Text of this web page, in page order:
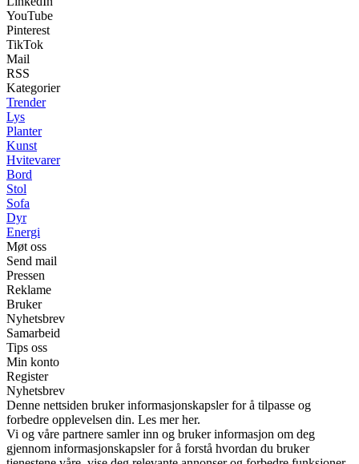
YouTube
Pinterest
TikTok
Mail
RSS
Kategorier
Trender
Lys
Planter
Kunst
Hvitevarer
Bord
Stol
Sofa
Dyr
Energi
Møt oss
Send mail
Pressen
Reklame
Bruker
Nyhetsbrev
Samarbeid
Tips oss
Min konto
Register
Nyhetsbrev
Denne nettsiden bruker informasjonskapsler for å tilpasse og
forbedre opplevelsen din. Les mer her.
Vi og våre partnere samler inn og bruker informasjon om deg
gjennom informasjonskapsler for å forstå hvordan du bruker